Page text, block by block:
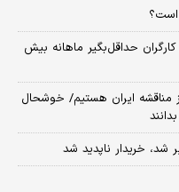
است؟
حداقل‌بگیر ماهانه بیش
مناقشه ایران هستیم/ خوشحال